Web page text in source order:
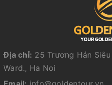
Địa chỉ: 25 Trương Hán
Ward., Ha Noi